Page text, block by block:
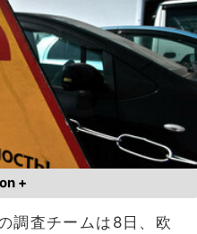
+
調査チームは8日、欧